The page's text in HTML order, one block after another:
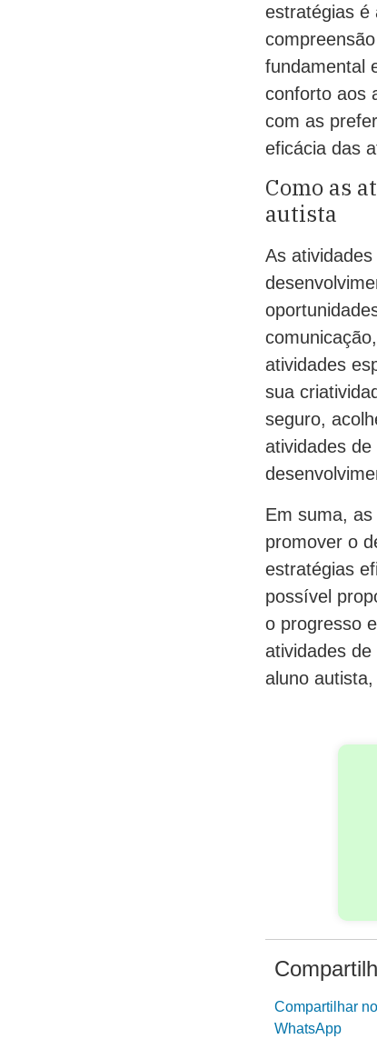
estratégias é
fundamental
conforto aos
com as
eficácia das
Como as
autista
As
atividades
sua
seguro,
atividades
Em suma,
promover o
estratégias
possível
o progresso
atividades
aluno
Compartilhar
WhatsApp